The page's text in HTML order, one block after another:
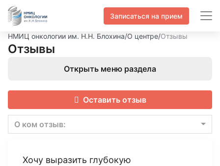
Записаться на прием
НМИЦ онкологии им. Н.Н. Блохина/О центре/Отзывы
Отзывы
Открыть меню раздела
Оставить отзыв
О ком отзыв:
Хочу выразить глубокую